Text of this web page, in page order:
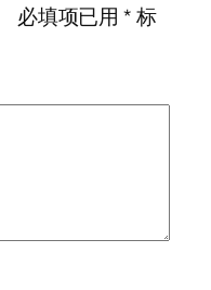
必填项已用*标